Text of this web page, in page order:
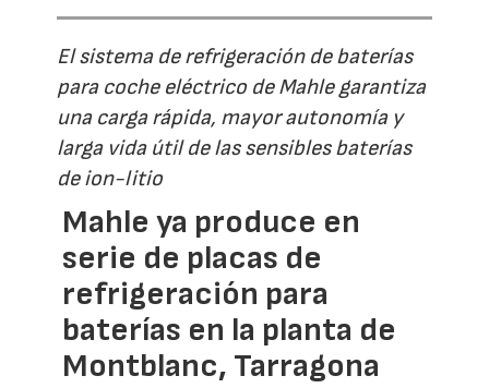
El sistema de refrigeración de baterías
para coche eléctrico de Mahle garantiza
una carga rápida, mayor autonomía y
larga vida útil de las sensibles baterías
de ion-litio
Mahle ya produce en
serie de placas de
refrigeración para
baterías en la planta de
Montblanc, Tarragona